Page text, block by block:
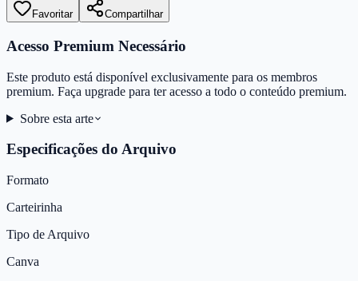
Favoritar Compartilhar
Acesso Premium Necessário
Este produto está disponível exclusivamente para os membros
premium. Faça upgrade para ter acesso a todo o conteúdo premium.
Sobre esta arte
Especificações do Arquivo
Formato
Carteirinha
Tipo de Arquivo
Canva